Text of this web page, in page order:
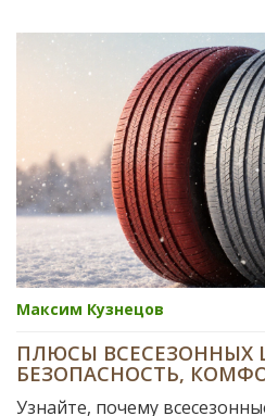
Максим Кузнецов
ПЛЮСЫ ВСЕСЕЗОННЫХ
БЕЗОПАСНОСТЬ,
Узнайте, почему